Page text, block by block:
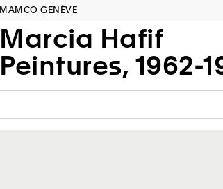
MAMCO GENÈVE
Marcia Hafif
Peintures, 1962-